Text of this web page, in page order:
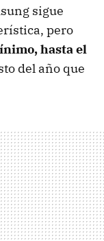
sigue
pero
hasta el
del año que